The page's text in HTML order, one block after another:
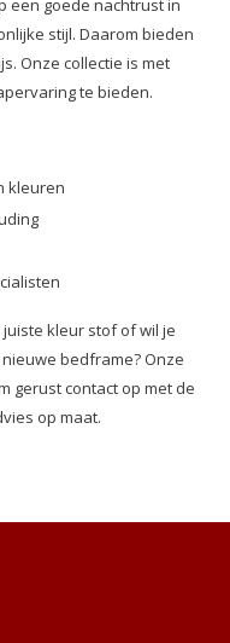
een goede nachtrust in
stijl. Daarom bieden
Onze collectie is met
te bieden.
kleuren
kleur stof of wil je
bedframe? Onze
gerust contact op met de
op maat.